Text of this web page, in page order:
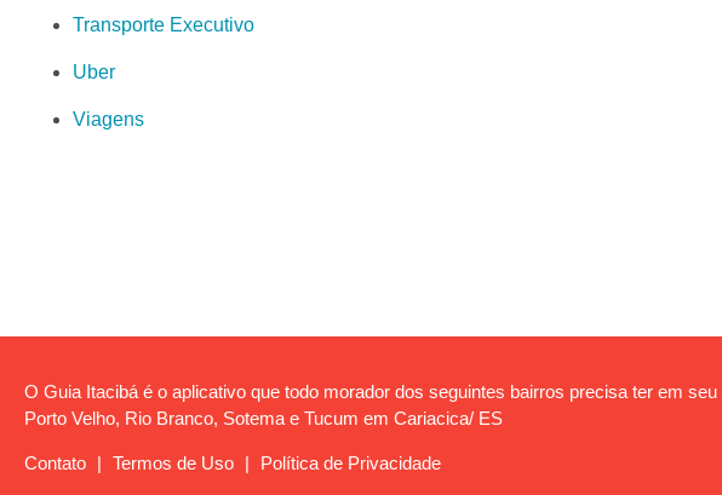
Transporte Executivo
Uber
Viagens
O Guia Itacibá é o aplicativo que todo morador dos seguintes bairros precisa ter em
Porto Velho, Rio Branco, Sotema e Tucum em Cariacica/ ES
Contato | Termos de Uso | Política de Privacidade